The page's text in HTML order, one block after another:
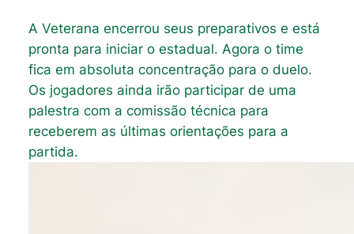
A Veterana encerrou seus preparativos e está
pronta para iniciar o estadual. Agora o time
fica em absoluta concentração para o duelo.
Os jogadores ainda irão participar de uma
palestra com a comissão técnica para
receberem as últimas orientações para a
partida.